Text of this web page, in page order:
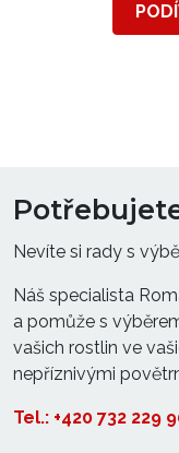
Nevíte si rady s
Náš specialista
a pomůže s
vašich rostlin ve
nepříznivými
Tel.: +420 732 229